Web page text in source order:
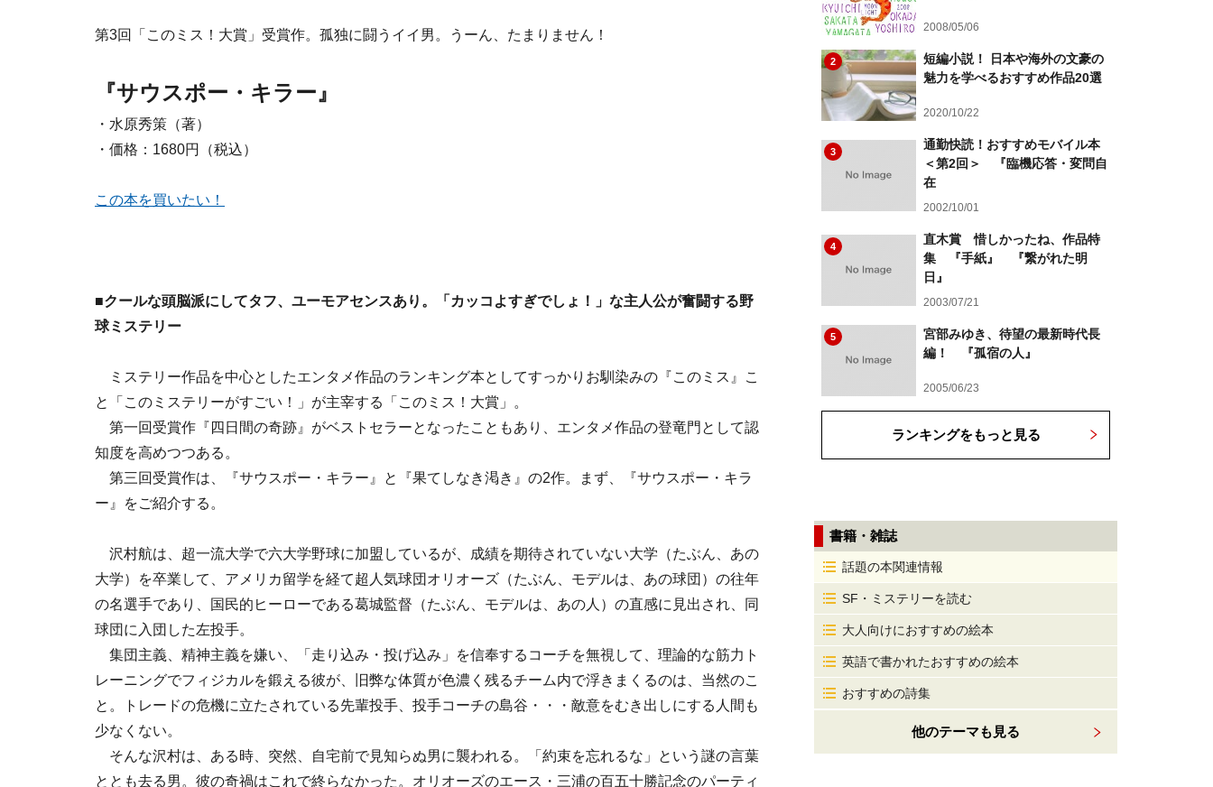
第3回「このミス！大賞」受賞作。孤独に闘うイイ男。うーん、たまりません！
『サウスポー・キラー』
・水原秀策（著）
・価格：1680円（税込）
この本を買いたい！
■クールな頭脳派にしてタフ、ユーモアセンスあり。「カッコよすぎでしょ！」な主人公が奮闘する野
球ミステリー
ミステリー作品を中心としたエンタメ作品のランキング本としてすっかりお馴染みの『このミス』こ
と「このミステリーがすごい！」が主宰する「このミス！大賞」。
第一回受賞作『四日間の奇跡』がベストセラーとなったこともあり、エンタメ作品の登竜門として認
知度を高めつつある。
第三回受賞作は、『サウスポー・キラー』と『果てしなき渇き』の2作。まず、『サウスポー・キラ
ー』をご紹介する。
沢村航は、超一流大学で六大学野球に加盟しているが、成績を期待されていない大学（たぶん、あの
大学）を卒業して、アメリカ留学を経て超人気球団オリオーズ（たぶん、モデルは、あの球団）の往年
の名選手であり、国民的ヒーローである葛城監督（たぶん、モデルは、あの人）の直感に見出され、同
球団に入団した左投手。
集団主義、精神主義を嫌い、「走り込み・投げ込み」を信奉するコーチを無視して、理論的な筋力ト
レーニングでフィジカルを鍛える彼が、旧弊な体質が色濃く残るチーム内で浮きまくるのは、当然のこ
と。トレードの危機に立たされている先輩投手、投手コーチの島谷・・・敵意をむき出しにする人間も
少なくない。
そんな沢村は、ある時、突然、自宅前で見知らぬ男に襲われる。「約束を忘れるな」という謎の言葉
ととも去る男。彼の奇禍はこれで終らなかった。オリオーズのエース・三浦の百五十勝記念のパーティ
2008/05/06
2
短編小説！ 日本や海外の文豪の
魅力を学べるおすすめ作品20選
2020/10/22
3
通勤快読！おすすめモバイル本
＜第2回＞ 『臨機応答・変問自
在
2002/10/01
4
直木賞 惜しかったね、作品特
集 『手紙』 『繋がれた明
日』
2003/07/21
5
宮部みゆき、待望の最新時代長
編！ 『孤宿の人』
2005/06/23
ランキングをもっと見る
書籍・雑誌
話題の本関連情報
SF・ミステリーを読む
大人向けにおすすめの絵本
英語で書かれたおすすめの絵本
おすすめの詩集
他のテーマも見る